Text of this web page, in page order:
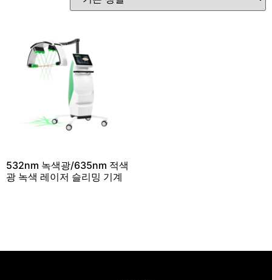
532nm 녹색광/635nm 적색
광 녹색 레이저 슬리밍 기계